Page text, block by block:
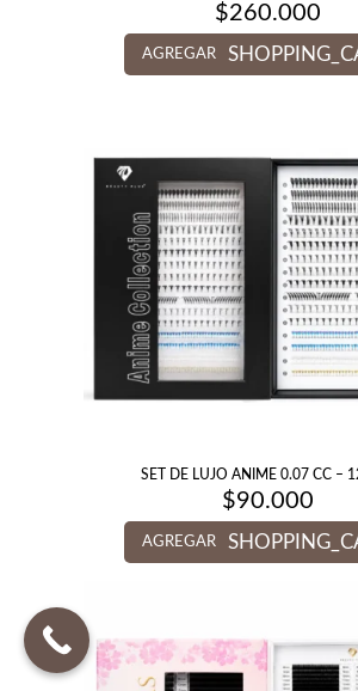
$260.000
AGREGAR
SET DE LUJO ANIME 0.07 CC –
$90.000
AGREGAR